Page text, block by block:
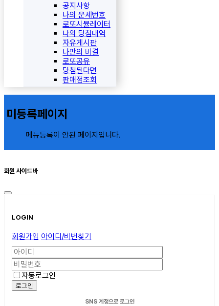
공지사항
나의 운세번호
로또시뮬레이터
나의 당첨내역
자유게시판
나만의 비결
로또공유
당첨된다면
판매점조회
미등록페이지
메뉴등록이 안된 페이지입니다.
회원 사이드바
LOGIN
회원가입 아이디/비번찾기
자동로그인
로그인
SNS 계정으로 로그인